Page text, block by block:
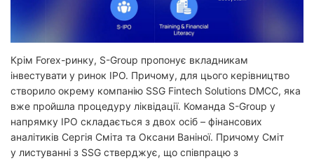
Крім Forex-ринку, S-Group пропонує вкладникам
інвестувати у ринок IPO. Причому, для цього керівництво
створило окрему компанію SSG Fintech Solutions DMCC, яка
вже пройшла процедуру ліквідації. Команда S-Group у
напрямку IPO складається з двох осіб – фінансових
аналітиків Сергія Сміта та Оксани Ваніної. Причому Сміт
у листуванні з SSG стверджує, що співпрацю з